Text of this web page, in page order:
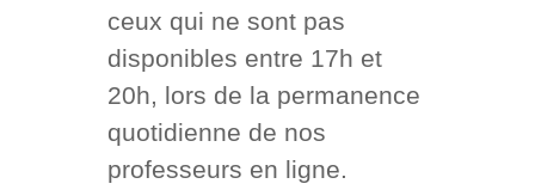
ceux qui ne sont pas
disponibles entre 17h et
20h, lors de la permanence
quotidienne de nos
professeurs en ligne.